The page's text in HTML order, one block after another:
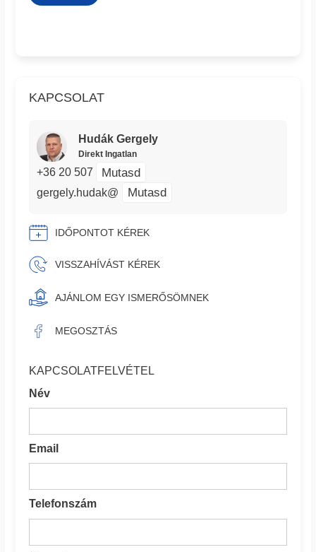
KAPCSOLAT
Hudák Gergely
Direkt Ingatlan
+36 20 507 Mutasd
gergely.hudak@ Mutasd
IDŐPONTOT KÉREK
VISSZAHÍVÁST KÉREK
AJÁNLOM EGY ISMERŐSÖMNEK
MEGOSZTÁS
KAPCSOLATFELVÉTEL
Név
Email
Telefonszám